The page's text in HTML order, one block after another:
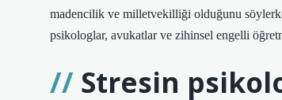
madencilik ve milletvekilliği olduğunu
psikologlar, avukatlar ve zihinsel engelli
Stresin